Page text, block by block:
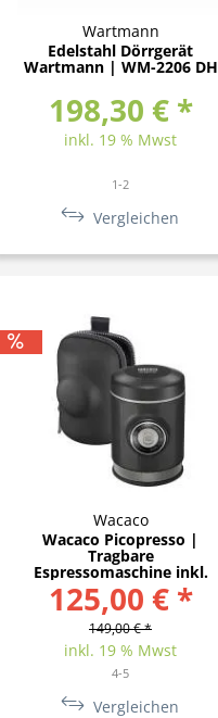
Wartmann
Edelstahl Dörrgerät
Wartmann | WM-2206 DH
198,30 € *
inkl. 19 % Mwst
1-2
Vergleichen
Wacaco
Wacaco Picopresso |
Tragbare
Espressomaschine inkl.
Schutzhülle
125,00 € *
149,00 € *
inkl. 19 % Mwst
4-5
Vergleichen